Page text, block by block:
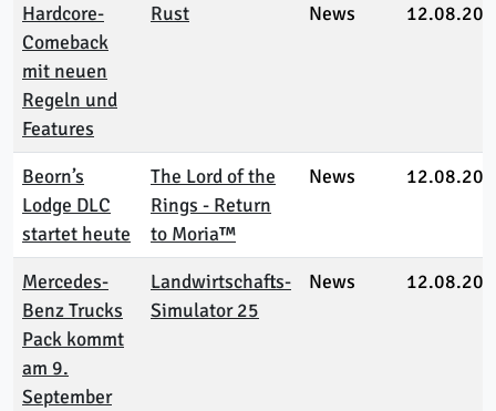
Hardcore-
Comeback
mit neuen
Regeln und
Features
Rust News
Beorn’s
Lodge DLC
startet heute
The Lord of the
Rings - Return
to Moria™
News
Mercedes-
Benz Trucks
Pack kommt
am 9.
September
Landwirtschafts-
Simulator 25
News